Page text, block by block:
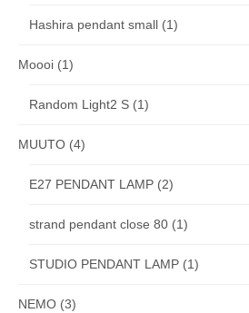
Hashira pendant small (1)
Moooi (1)
Random Light2 S (1)
MUUTO (4)
E27 PENDANT LAMP (2)
strand pendant close 80 (1)
STUDIO PENDANT LAMP (1)
NEMO (3)